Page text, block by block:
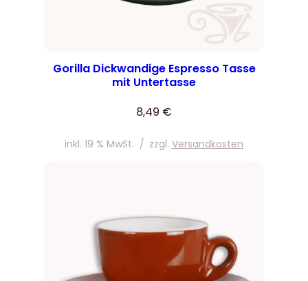
Gorilla Dickwandige Espresso Tasse
mit Untertasse
8,49 €
inkl. 19 % MwSt. / zzgl. Versandkosten